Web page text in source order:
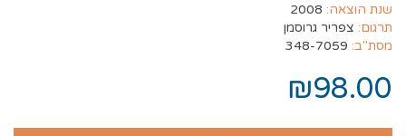
שנת הוצאה: 2008
תרגום: צפריר גרוסמן
מסת"ב: 348-7059
₪98.00